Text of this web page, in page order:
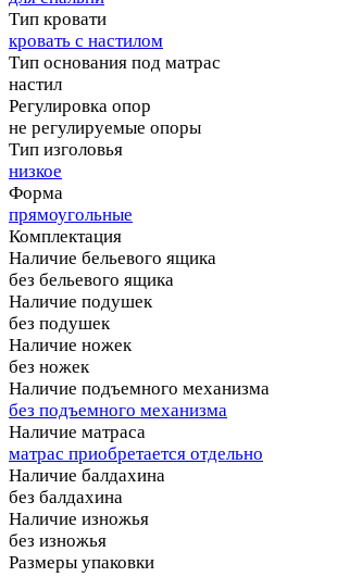
Тип кровати
кровать с настилом
Тип основания под матрас
настил
Регулировка опор
не регулируемые опоры
Тип изголовья
низкое
Форма
прямоугольные
Комплектация
Наличие бельевого ящика
без бельевого ящика
Наличие подушек
без подушек
Наличие ножек
без ножек
Наличие подъемного механизма
без подъемного механизма
Наличие матраса
матрас приобретается отдельно
Наличие балдахина
без балдахина
Наличие изножья
без изножья
Размеры упаковки